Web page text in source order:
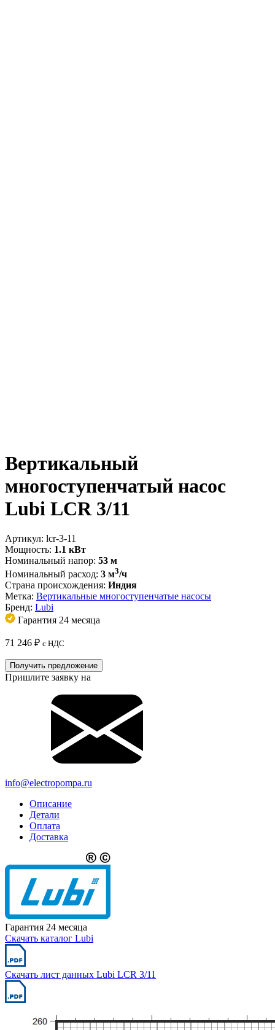
Вертикальный
многоступенчатый насос
Lubi LCR 3/11
Артикул: lcr-3-11
Мощность: 1.1 кВт
Номинальный напор: 53 м
Номинальный расход: 3 м3/ч
Страна происхождения: Индия
Метка: Вертикальные многоступенчатые насосы
Бренд: Lubi
Гарантия 24 месяца
71 246 ₽ с НДС
Получить предложение
Пришлите заявку на
info@electropompa.ru
Описание
Детали
Оплата
Доставка
Гарантия 24 месяца
Скачать каталог Lubi
Скачать лист данных Lubi LCR 3/11